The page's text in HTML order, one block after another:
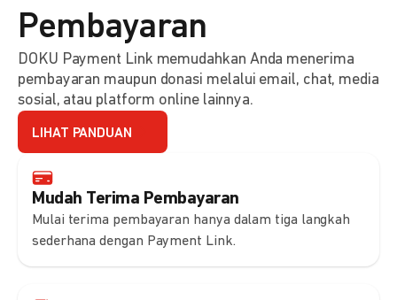
Mudah Terima Pembayaran
Mulai terima pembayaran hanya dalam tiga langkah
sederhana dengan Payment Link.
Pembayaran
DOKU Payment Link memudahkan Anda menerima
pembayaran maupun donasi melalui email, chat, media
sosial, atau platform online lainnya.
LIHAT PANDUAN